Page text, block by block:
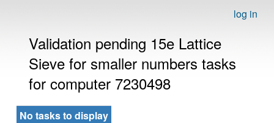
log in
Validation pending 15e Lattice
Sieve for smaller numbers tasks
for computer 7230498
No tasks to display